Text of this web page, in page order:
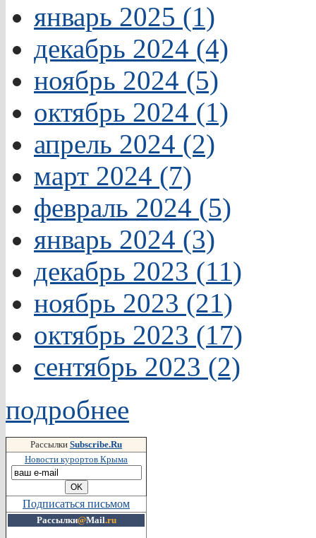
январь 2025 (1)
декабрь 2024 (4)
ноябрь 2024 (5)
октябрь 2024 (1)
апрель 2024 (2)
март 2024 (7)
февраль 2024 (5)
январь 2024 (3)
декабрь 2023 (11)
ноябрь 2023 (21)
октябрь 2023 (17)
сентябрь 2023 (2)
подробнее
Рассылки Subscribe.Ru
Новости курортов Крыма
Подписаться письмом
Рассылки@Mail.ru